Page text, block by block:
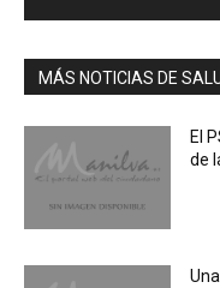
MÁS NOTICIAS DE
El
de